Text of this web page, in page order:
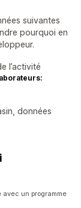
suivantes
pourquoi en
l’activité
données
un programme